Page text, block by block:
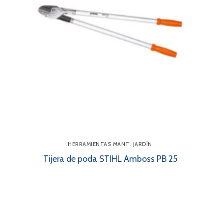
HERRAMIENTAS MANT. JARDÍN
Tijera de poda STIHL Amboss PB 25